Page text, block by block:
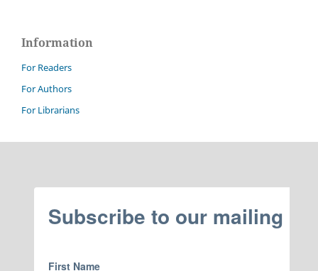
Information
For Readers
For Authors
For Librarians